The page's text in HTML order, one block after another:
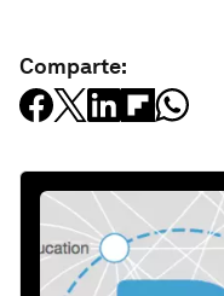
Comparte: